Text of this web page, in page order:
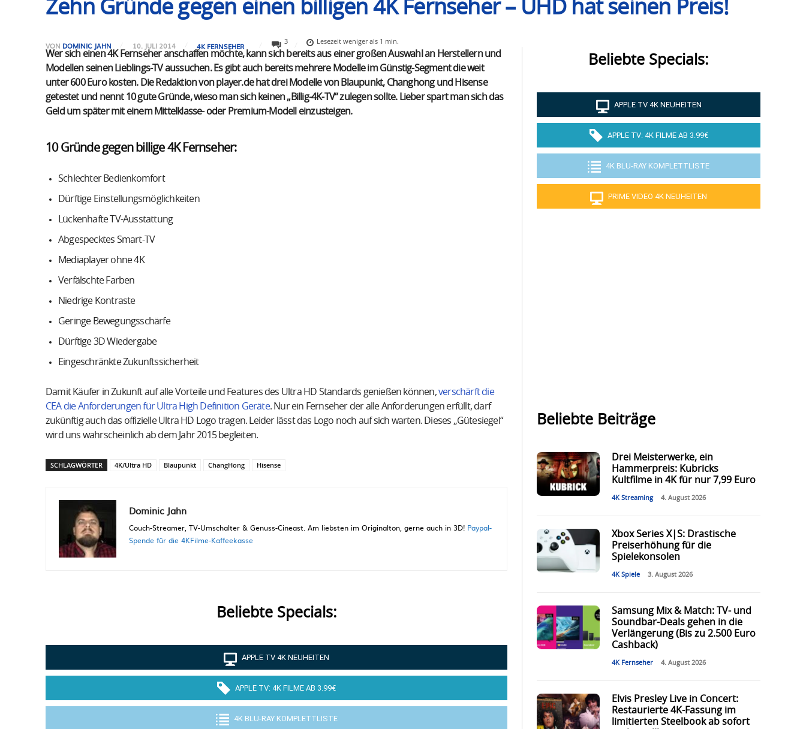
Zehn Gründe gegen einen billigen 4K Fernseher – UHD hat seinen Preis!
VON DOMINIC JAHN 10. JULI 2014 4K FERNSEHER
3 Lesezeitweniger als 1 min.
Wer sich einen 4K Fernseher anschaffen möchte, kann sich bereits aus einer großen Auswahl an Herstellern und
Modellen seinen Lieblings-TV aussuchen. Es gibt auch bereits mehrere Modelle im Günstig-Segment die weit
unter 600 Euro kosten. Die Redaktion von player.de hat drei Modelle von Blaupunkt, Changhong und Hisense
getestet und nennt 10 gute Gründe, wieso man sich keinen „Billig-4K-TV“ zulegen sollte. Lieber spart man sich das
Geld um später mit einem Mittelklasse- oder Premium-Modell einzusteigen.
10 Gründe gegen billige 4K Fernseher:
Schlechter Bedienkomfort
Dürftige Einstellungsmöglichkeiten
Lückenhafte TV-Ausstattung
Abgespecktes Smart-TV
Mediaplayer ohne 4K
Verfälschte Farben
Niedrige Kontraste
Geringe Bewegungsschärfe
Dürftige 3D Wiedergabe
Eingeschränkte Zukunftssicherheit
Damit Käufer in Zukunft auf alle Vorteile und Features des Ultra HD Standards genießen können,verschärft die
CEA die Anforderungen für Ultra High Definition Geräte. Nur ein Fernseher der alle Anforderungen erfüllt, darf
zukünftig auch das offizielle Ultra HD Logo tragen. Leider lässt das Logo noch auf sich warten. Dieses „Gütesiegel“
wird uns wahrscheinlich ab dem Jahr 2015 begleiten.
SCHLAGWÖRTER 4K/Ultra HD Blaupunkt ChangHong Hisense
Dominic Jahn
Couch-Streamer, TV-Umschalter & Genuss-Cineast. Am liebsten im Originalton, gerne auch in 3D! Paypal-
Spende für die 4KFilme-Kaffeekasse
Beliebte Specials:
APPLE TV 4K NEUHEITEN
APPLE TV: 4K FILME AB 3.99€
4K BLU-RAY KOMPLETTLISTE
Beliebte Specials:
APPLE TV 4K NEUHEITEN
APPLE TV: 4K FILME AB 3.99€
4K BLU-RAY KOMPLETTLISTE
PRIME VIDEO 4K NEUHEITEN
Beliebte Beiträge
Drei Meisterwerke, ein
Hammerpreis: Kubricks
Kultfilme in 4K für nur 7,99 Euro
4K Streaming 4. August 2026
Xbox Series X|S: Drastische
Preiserhöhung für die
Spielekonsolen
4K Spiele 3. August 2026
Samsung Mix & Match: TV- und
Soundbar-Deals gehen in die
Verlängerung (Bis zu 2.500 Euro
Cashback)
4K Fernseher 4. August 2026
Elvis Presley Live in Concert:
Restaurierte 4K-Fassung im
limitierten Steelbook ab sofort